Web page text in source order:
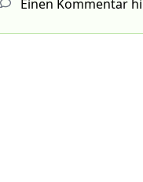
Einen Kommentar